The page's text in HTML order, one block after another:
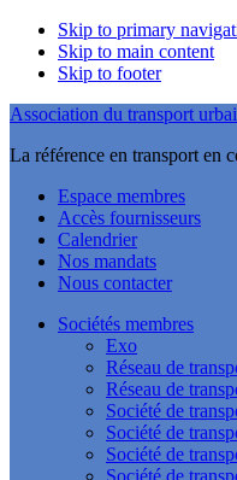
Skip to primary
Skip to main content
Skip to footer
Association du transport
La référence en transport en
Espace membres
Accès fournisseurs
Calendrier
Nos mandats
Nous contacter
Sociétés membres
Exo
Réseau de
Réseau de
Société de
Société de
Société de
Société de